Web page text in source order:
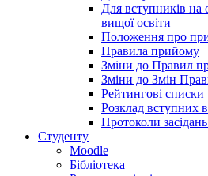
Для вступників
вищої освіти
Положення про
Правила прийому
Зміни до Правил
Зміни до Змін
Рейтингові списки
Розклад вступних
Протоколи
Студенту
Moodle
Бібліотека